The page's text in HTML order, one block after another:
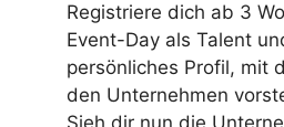
Registriere dich ab 3
Event-Day als Talent
persönliches Profil, mit
den Unternehmen